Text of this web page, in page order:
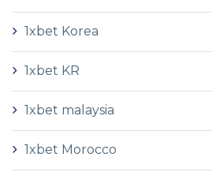
1xbet Korea
1xbet KR
1xbet malaysia
1xbet Morocco